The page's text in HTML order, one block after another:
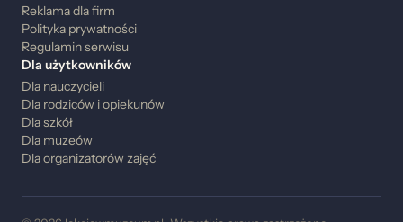
Reklama dla firm
Polityka prywatności
Regulamin serwisu
Dla użytkowników
Dla nauczycieli
Dla rodziców i opiekunów
Dla szkół
Dla muzeów
Dla organizatorów zajęć